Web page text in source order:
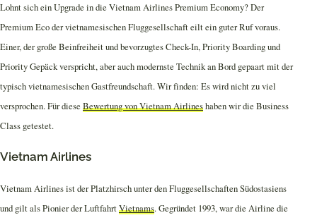
Lohnt sich ein Upgrade in die Vietnam Airlines Premium Economy? Der
Premium Eco der vietnamesischen Fluggesellschaft eilt ein guter Ruf voraus.
Einer, der große Beinfreiheit und bevorzugtes Check-In, Priority Boarding und
Priority Gepäck verspricht, aber auch modernste Technik an Bord gepaart mit der
typisch vietnamesischen Gastfreundschaft. Wir finden: Es wird nicht zu viel
versprochen. Für diese Bewertung von Vietnam Airlineshaben wir die Business
Class getestet.
Vietnam Airlines
Vietnam Airlines ist der Platzhirsch unter den Fluggesellschaften Südostasiens
und gilt als Pionier der Luftfahrt Vietnams. Gegründet 1993, war die Airline die